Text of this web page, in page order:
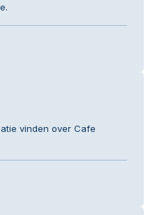
vinden over Cafe